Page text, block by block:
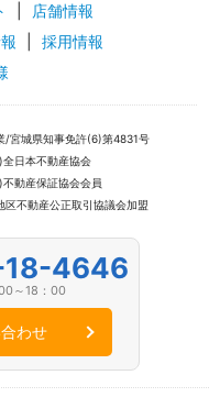
店舗情報
採用情報
/宮城県知事免許(6)第4831号
全日本不動産協会
不動産保証協会会員
区不動産公正取引協議会加盟
4646
～18：00
わせ